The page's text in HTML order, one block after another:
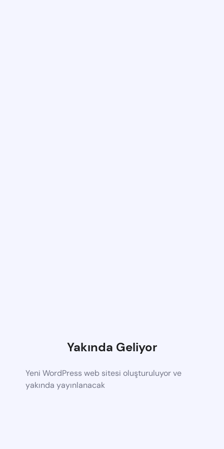
Yakında Geliyor
Yeni WordPress web sitesi oluşturuluyor ve
yakında yayınlanacak